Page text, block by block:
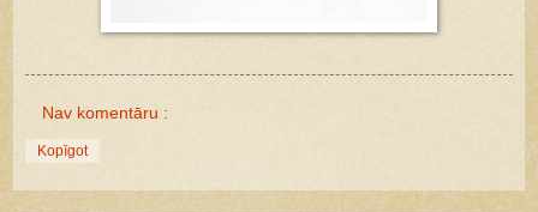
Nav komentāru :
Kopīgot